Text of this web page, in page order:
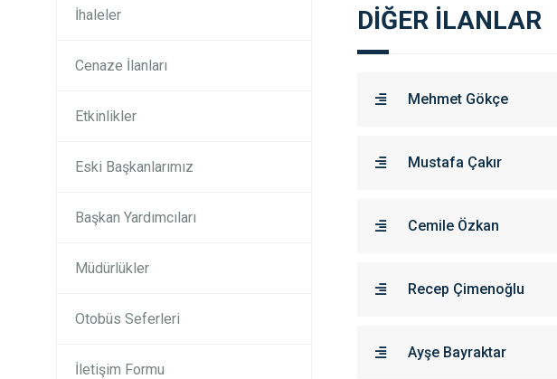
İhaleler
Cenaze İlanları
Etkinlikler
Eski Başkanlarımız
Başkan Yardımcıları
Müdürlükler
Otobüs Seferleri
İletişim Formu
DİĞER İLANLAR
Mehmet Gökçe
Mustafa Çakır
Cemile Özkan
Recep Çimenoğlu
Ayşe Bayraktar